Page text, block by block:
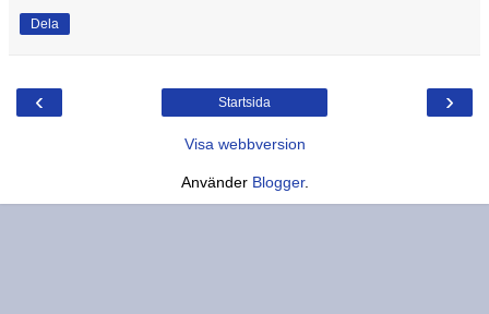
Dela
‹ ›
Startsida
Visa webbversion
Använder Blogger.